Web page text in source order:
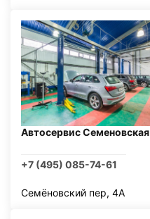
Автосервис Семеновская
+7 (495) 085-74-61
Семёновский пер, 4А